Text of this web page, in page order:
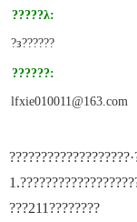
?????λ:
?з??????
??????:
lfxie010011@163.com
???211????????